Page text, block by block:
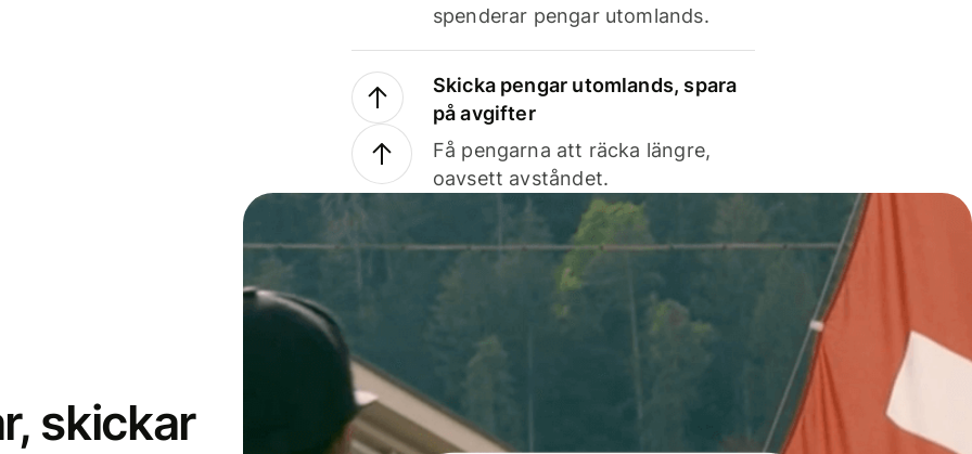
spenderar pengar utomlands.
Skicka pengar utomlands, spara
på avgifter
Få pengarna att räcka längre,
oavsett avståndet.
skickar